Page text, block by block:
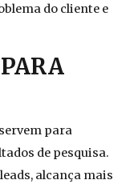
do cliente e
para
de pesquisa.
alcança mais